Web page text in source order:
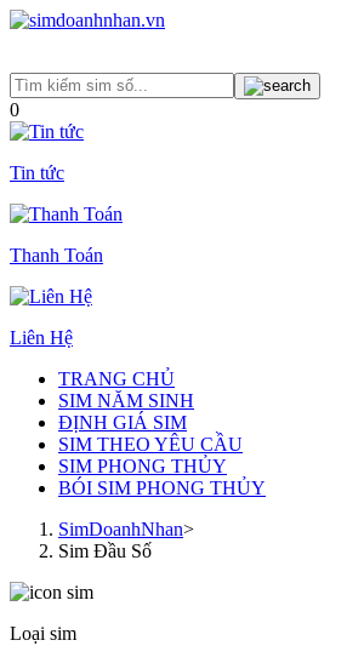
0
Tin tức
Thanh Toán
Liên Hệ
TRANG CHỦ
SIM NĂM SINH
ĐỊNH GIÁ SIM
SIM THEO YÊU CẦU
SIM PHONG THỦY
BÓI SIM PHONG THỦY
SimDoanhNhan>
Sim Đầu Số
Loại sim